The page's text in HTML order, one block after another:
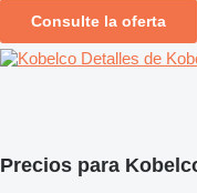
Consulte la oferta
Detalles de
Precios para